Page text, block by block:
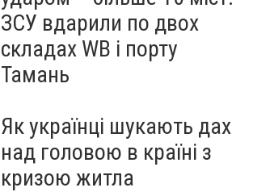
ЗСУ вдарили по двох
складах WB і порту
Тамань
Як українці шукають дах
над головою в країні з
кризою житла